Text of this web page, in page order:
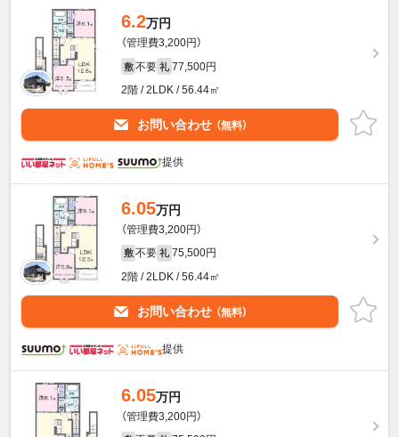
6.2万円
（管理費3,200円）
敷 不要 礼 77,500円
2階 / 2LDK / 56.44㎡
お問い合わせ （無料）
提供
6.05万円
（管理費3,200円）
敷 不要 礼 75,500円
2階 / 2LDK / 56.44㎡
お問い合わせ （無料）
提供
6.05万円
（管理費3,200円）